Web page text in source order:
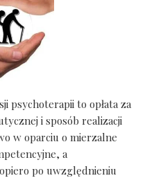
psychoterapii to opłata za
i sposób realizacji
w oparciu o mierzalne
a
po uwzględnieniu